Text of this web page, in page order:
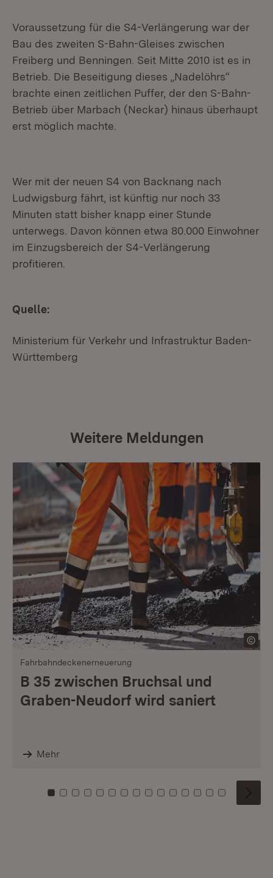
Voraussetzung für die S4-Verlängerung war der
Bau des zweiten S-Bahn-Gleises zwischen
Freiberg und Benningen. Seit Mitte 2010 ist es in
Betrieb. Die Beseitigung dieses „Nadelöhrs“
brachte einen zeitlichen Puffer, der den S-Bahn-
Betrieb über Marbach (Neckar) hinaus überhaupt
erst möglich machte.
Wer mit der neuen S4 von Backnang nach
Ludwigsburg fährt, ist künftig nur noch 33
Minuten statt bisher knapp einer Stunde
unterwegs. Davon können etwa 80.000 Einwohner
im Einzugsbereich der S4-Verlängerung
profitieren.
Quelle:
Ministerium für Verkehr und Infrastruktur Baden-
Württemberg
Weitere Meldungen
Fahrbahndeckenerneuerung
B 35 zwischen Bruchsal und
Graben-Neudorf wird saniert
Mehr
Zu Kachel: 0
Zu Kachel: 1
Zu Kachel: 2
Zu Kachel: 3
Zu Kachel: 4
Zu Kachel: 5
Zu Kachel: 6
Zu Kachel: 7
Zu Kachel: 8
Zu Kachel: 9
Zu Kachel: 10
Zu Kachel: 11
Zu Kachel: 12
Zu Kachel:
Zu